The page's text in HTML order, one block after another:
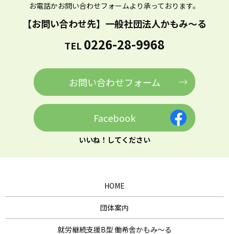
お電話かお問い合わせフォームより承っております。
【お問い合わせ先】 一般社団法人かもみ～る
TEL 0226-28-9968
お問い合わせフォーム
Facebook
いいね！してください
HOME
団体案内
就労継続支援B型 働希舎かもみ～る